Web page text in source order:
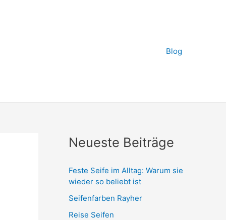
Blog
Neueste Beiträge
Feste Seife im Alltag: Warum sie
wieder so beliebt ist
Seifenfarben Rayher
Reise Seifen